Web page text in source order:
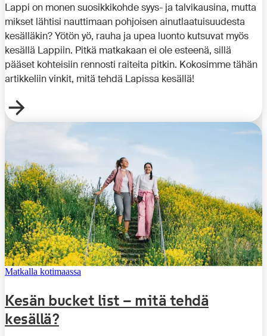
Lappi on monen suosikkikohde syys- ja talvikausina, mutta
mikset lähtisi nauttimaan pohjoisen ainutlaatuisuudesta
kesälläkin? Yötön yö, rauha ja upea luonto kutsuvat myös
kesällä Lappiin. Pitkä matkakaan ei ole esteenä, sillä
pääset kohteisiin rennosti raiteita pitkin. Kokosimme tähän
artikkeliin vinkit, mitä tehdä Lapissa kesällä!
Matkalla kotimaassa
Kesän bucket list – mitä tehdä
kesällä?